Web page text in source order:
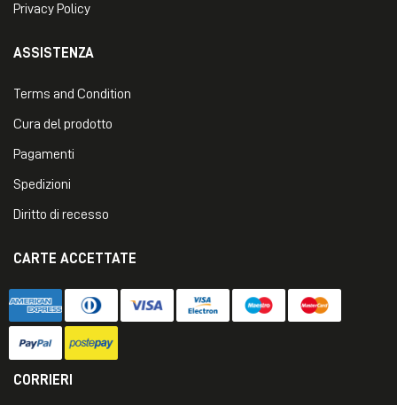
Privacy Policy
ASSISTENZA
Terms and Condition
Cura del prodotto
Pagamenti
Spedizioni
Diritto di recesso
CARTE ACCETTATE
CORRIERI